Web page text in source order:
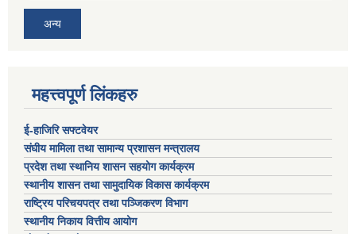
अन्य
महत्त्वपूर्ण लिंकहरु
ई-हाजिरि सफ्टवेयर
संघीय मामिला तथा सामान्य प्रशासन मन्त्रालय
प्रदेश तथा स्थानिय शासन सहयोग कार्यक्रम
स्थानीय शासन तथा सामुदायिक विकास कार्यक्रम
राष्ट्रिय परिचयपत्र तथा पञ्जिकरण विभाग
स्थानीय निकाय वित्तीय आयोग